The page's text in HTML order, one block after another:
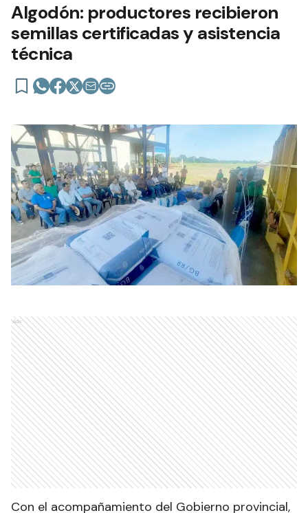
Algodón: productores recibieron
semillas certificadas y asistencia
técnica
Ads
Con el acompañamiento del Gobierno provincial,